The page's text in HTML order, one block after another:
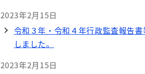
2023年2月15日
令和３年・令和４年行政監査報告
しました。
2023年2月15日